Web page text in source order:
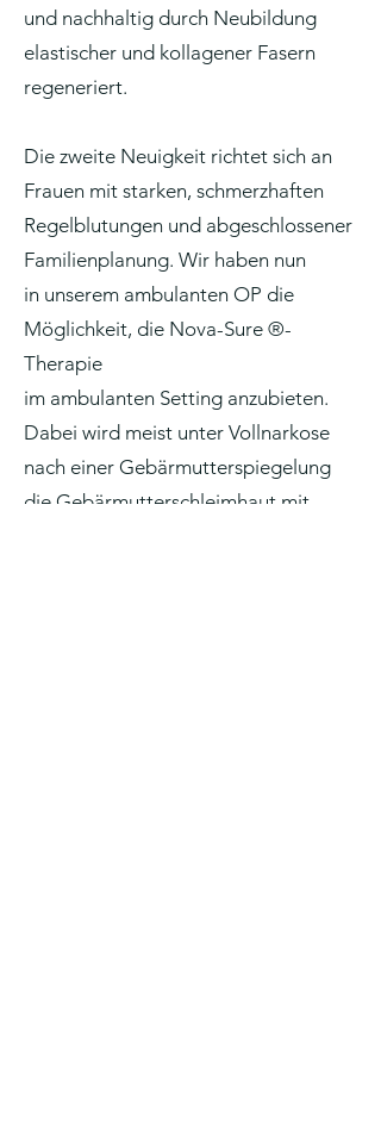
und nachhaltig durch Neubildung
elastischer und kollagener Fasern
regeneriert.
Die zweite Neuigkeit richtet sich an
Frauen mit starken, schmerzhaften
Regelblutungen und abgeschlossener
Familienplanung. Wir haben nun
in unserem ambulanten OP die
Möglichkeit, die Nova-Sure ®-
Therapie
im ambulanten Setting anzubieten.
Dabei wird meist unter Vollnarkose
nach einer Gebärmutterspiegelung
die Gebärmutterschleimhaut mit